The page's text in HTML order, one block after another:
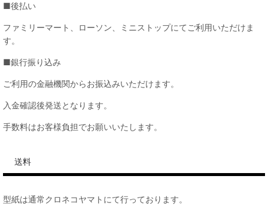
■後払い
ファミリーマート、ローソン、ミニストップにてご利用いただけま
す。
■銀行振り込み
ご利用の金融機関からお振込みいただけます。
入金確認後発送となります。
手数料はお客様負担でお願いいたします。
送料
型紙は通常クロネコヤマトにて行っております。